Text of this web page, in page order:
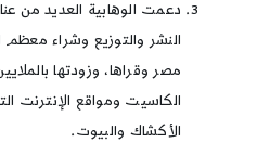
دعمت الوهابية العديد من
النشر والتوزيع وشراء
مصر وقراها، وزودتها
الكاسيت ومواقع الإنترنت
الأكشاك والبيوت.